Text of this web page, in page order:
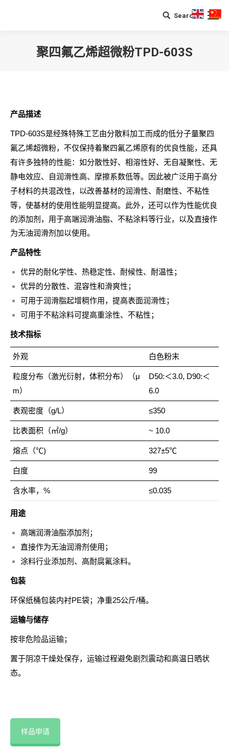
Search:
Search
聚四氟乙烯超微粉TPD-603S
产品描述
TPD-603S是经殊特殊工艺由分散料加工而成的低分子量聚四
氟乙烯超微粉，不仅保持着聚四氟乙烯原有的优良性能，还具
有许多独特的性能：如分散性好、相溶性好、无自凝聚性、无
静电效应、自润滑性高、摩擦系数低等。因此被广泛用于高分
子材料的共混改性，以改善基材的润滑性、耐磨性、不粘性
等，使基材的使用性能明显提高。 此外，还可以作为性能优良
的添加剂，用于高端润滑油脂、不粘涂料等行业，以及直接作
为无油润滑剂加以使用。
产品特性
优异的耐化学性、热稳定性、耐候性、耐温性；
优异的分散性、混容性和滑爽性；
可用于润滑脂起增稠作用，提高表面润滑性；
可用于不粘涂料可提高重涂性、不粘性；
技术指标
外观 白色粉末
粒度分布（激光衍射，体积分布）（μ
m）
D50:＜3.0, D90:＜
6.0
表观密度（g/L） ≤350
比表面积（㎡/g） ~ 10.0
熔点（℃) 327±5℃
白度 99
含水率，% ≤0.035
用途
高端润滑油脂添加剂；
直接作为无油润滑剂使用；
涂料行业添加剂、高耐腐氟涂料。
包装
环保纸桶包装内衬PE袋；净重25公斤/桶。
运输与储存
按非危险品运输；
置于阴凉干燥处保存，运输过程避免剧烈震动和高温日晒状
态。
样品申请